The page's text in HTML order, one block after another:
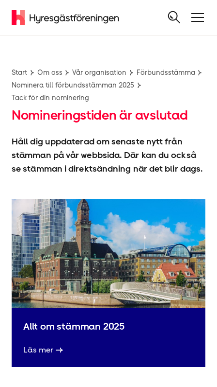
Start Om oss Vår organisation
Förbundsstämma
Nominera till förbundsstämman 2025
Tack för din nominering
Nomineringstiden är avslutad
Håll dig uppdaterad om senaste nytt från
stämman på vår webbsida. Där kan du också
se stämman i direktsändning när det blir dags.
Allt om stämman 2025
Läs mer